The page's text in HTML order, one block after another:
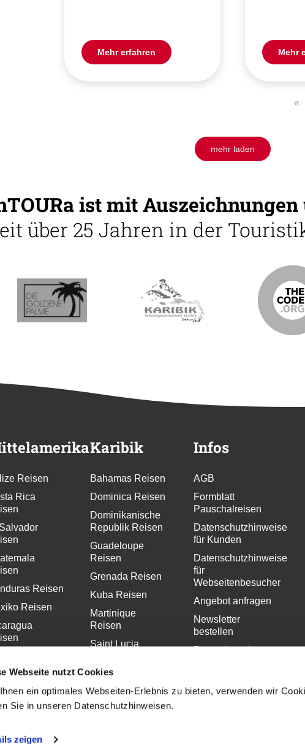
Webseite nutzt Cookies
ein optimales Webseiten-Erlebnis zu bieten, verwenden wir
Sie in unseren Datenschutzhinweisen.
zeigen
Mehr erfahren Mehr
«
mehr laden
ist mit
über 25 Jahren in der
Reisen
Rica
Reisen
Reisen
Karibik
Bahamas Reisen
Dominica Reisen
Dominikanische
Republik Reisen
Guadeloupe
Reisen
Grenada Reisen
Kuba Reisen
Martinique
Reisen
Saint Lucia
Infos
AGB
Formblatt
Pauschalreisen
Datenschutzhinweise
für Kunden
Datenschutzhinweise
für
Webseitenbesucher
Angebot anfragen
Newsletter
bestellen
Pressekontakt